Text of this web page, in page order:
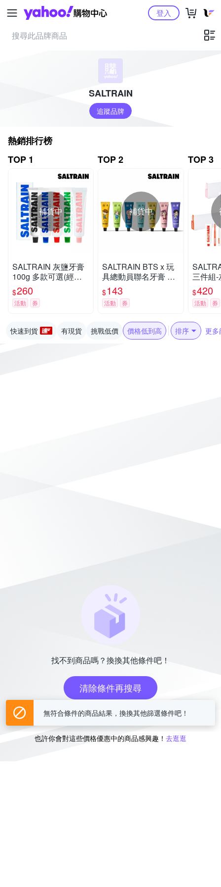
Yahoo購物中心登入
SALTRAIN
追蹤品牌
熱銷排行榜
TOP 1
補貨中
SALTRAIN 灰鹽牙膏
100g 多款可選(經典
薄荷/低氟淨護/積雪草
修護/清恬香檸/強效薄
荷)
$260
活動 券
TOP 2
補貨中
SALTRAIN BTS x 玩
具總動員聯名牙膏 70
g 任選-RM/Jin/SUGA/
j-hop/Jimin/V/Jung Ko
ok
$143
活動 券
TOP 3
三件組
X1+牙
(經典薄
積雪草
$420
活動 券
快速到貨 有現貨 挑戰低價 價格低到高 排序 更多
找不到商品嗎？換換其他條件吧！
清除條件再搜尋
或
也許你會對這些價格優惠中的商品感興趣！ 去逛逛
無符合條件的商品結果，換換其他篩選條件吧！